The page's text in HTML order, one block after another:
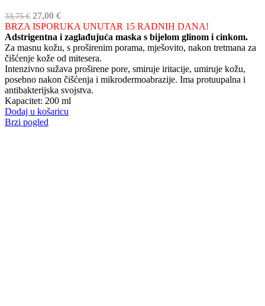
33,75€ Izvorna
cijena
bila
je:
33,75 €.
27,00 €Trenutna
cijena
je:
27,00 €.
BRZA ISPORUKA UNUTAR 15 RADNIH DANA!
Adstrigentna i zaglađujuća maska s bijelom glinom i cinkom.
Za masnu kožu, s proširenim porama, mješovito, nakon tretmana za
čišćenje kože od mitesera.
Intenzivno sužava proširene pore, smiruje iritacije, umiruje kožu,
posebno nakon čišćenja i mikrodermoabrazije. Ima protuupalna i
antibakterijska svojstva.
Kapacitet: 200 ml
Dodaj u košaricu
Brzi pogled